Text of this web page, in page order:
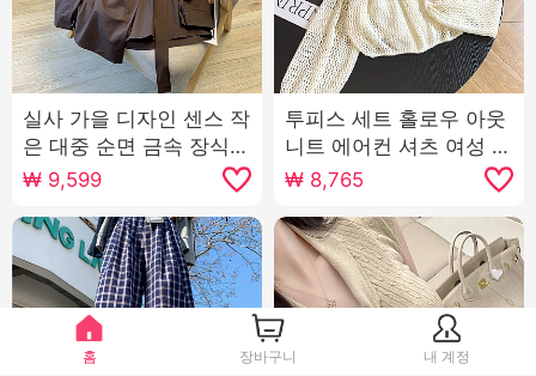
실사 가을 디자인 센스 작
은 대중 순면 금속 장식
허리 수축 슬림해 보이는
루즈핏 긴팔 셔츠 여성 셔
츠
₩ 9,599
투피스 세트 홀로우 아웃
니트 에어컨 셔츠 여성 새
로운 한 부서 착용 가져
캐주얼 긴팔 루즈핏 맨위
₩ 8,765
홈 장바구니 내 계정